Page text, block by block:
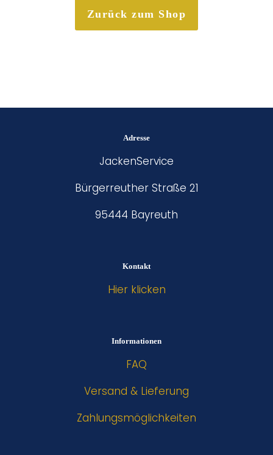
Zurück zum Shop
Adresse
JackenService
Bürgerreuther Straße 21
95444 Bayreuth
Kontakt
Hier klicken
Informationen
FAQ
Versand & Lieferung
Zahlungsmöglichkeiten